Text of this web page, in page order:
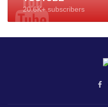
20.6K+ subscribers